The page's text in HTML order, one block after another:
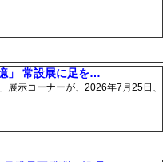
」 常設展に足を…
示コーナーが、2026年7月25日、